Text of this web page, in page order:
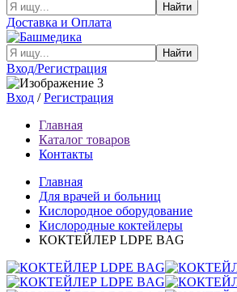
Найти
Доставка и Оплата
Найти
Вход/Регистрация
Вход /Регистрация
Главная
Каталог товаров
Контакты
Главная
Для врачей и больниц
Кислородное оборудование
Кислородные коктейлеры
КОКТЕЙЛЕР LDPE BAG